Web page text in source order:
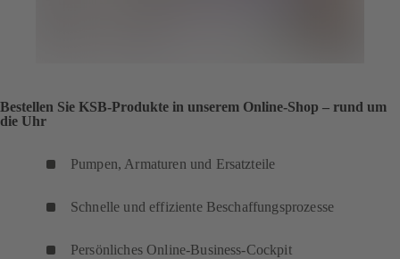
Bestellen Sie KSB-Produkte in unserem Online-Shop – rund um
die Uhr
Pumpen, Armaturen und Ersatzteile
Schnelle und effiziente Beschaffungsprozesse
Persönliches Online-Business-Cockpit